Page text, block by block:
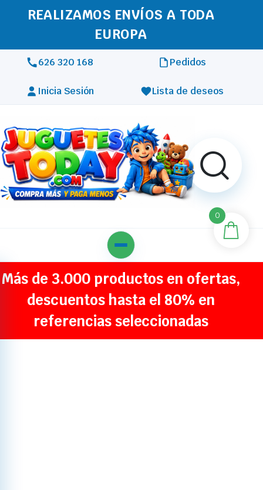
REALIZAMOS ENVÍOS A TODA
EUROPA
626 320 168 Pedidos
Inicia Sesión Lista de deseos
Más de 3.000 productos en ofertas,
descuentos hasta el 80% en
referencias seleccionadas
0